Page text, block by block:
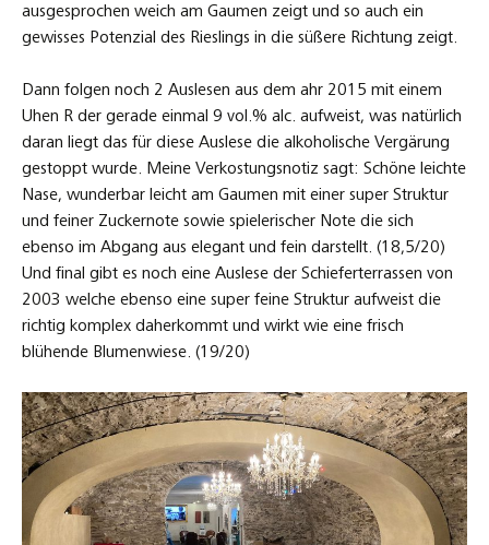
ausgesprochen weich am Gaumen zeigt und so auch ein
gewisses Potenzial des Rieslings in die süßere Richtung zeigt.
Dann folgen noch 2 Auslesen aus dem ahr 2015 mit einem
Uhen R der gerade einmal 9 vol.% alc. aufweist, was natürlich
daran liegt das für diese Auslese die alkoholische Vergärung
gestoppt wurde. Meine Verkostungsnotiz sagt: Schöne leichte
Nase, wunderbar leicht am Gaumen mit einer super Struktur
und feiner Zuckernote sowie spielerischer Note die sich
ebenso im Abgang aus elegant und fein darstellt. (18,5/20)
Und final gibt es noch eine Auslese der Schieferterrassen von
2003 welche ebenso eine super feine Struktur aufweist die
richtig komplex daherkommt und wirkt wie eine frisch
blühende Blumenwiese. (19/20)